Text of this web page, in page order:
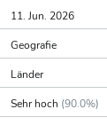
11. Jun. 2026
Geografie
Länder
Sehr hoch (90.0%)